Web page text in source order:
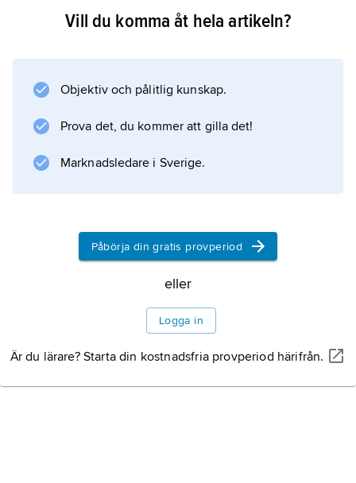
Höllviken, som är badort och ligger vid
handel och offentlig förvaltning. Sedan 2015
Ljunghusen (14 889 invånare, 2016).
Vill du komma åt hela artikeln?
Objektiv och pålitlig kunskap.
Prova det, du kommer att gilla det!
Marknadsledare i Sverige.
Påbörja din gratis provperiod
eller
Logga in
Är du lärare? Starta din kostnadsfria provperiod härifrån.